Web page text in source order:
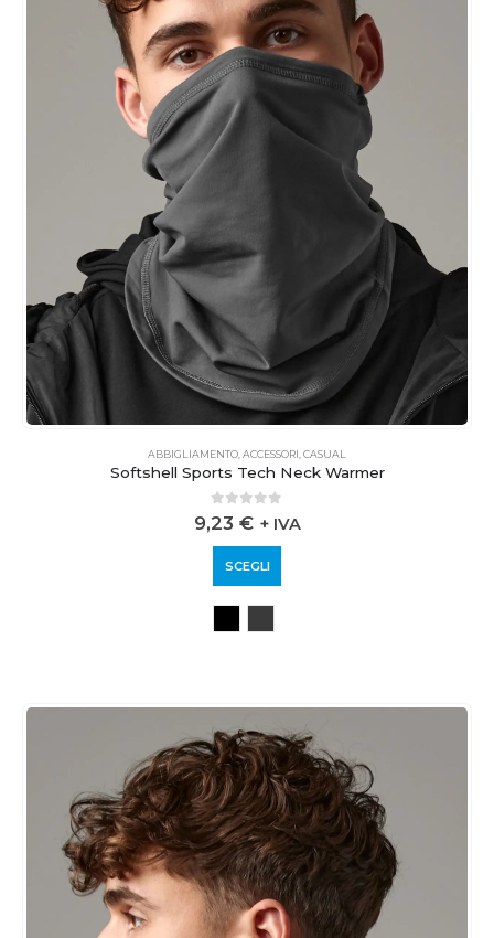
ABBIGLIAMENTO ACCESSORI CASUAL
Softshell Sports Tech Neck Warmer
0 out of 5
9,23 € + IVA
SCEGLI